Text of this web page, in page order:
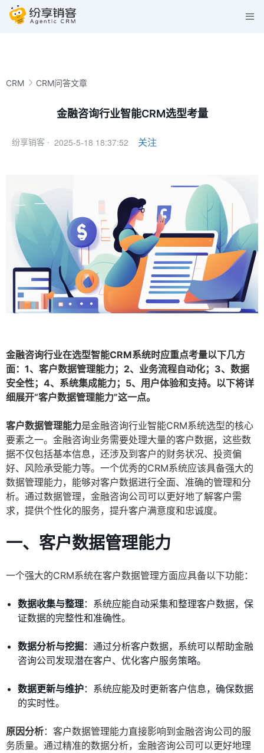
CRM CRM问答文章
金融咨询行业智能CRM选型考量
纷享销客 · 2025-5-18 18:37:52 关注
金融咨询行业在选型智能CRM系统时应重点考量以下几方
面：1、客户数据管理能力；2、业务流程自动化；3、数据
安全性；4、系统集成能力；5、用户体验和支持。以下将详
细展开“客户数据管理能力”这一点。
客户数据管理能力是金融咨询行业智能CRM系统选型的核心
要素之一。金融咨询业务需要处理大量的客户数据，这些数
据不仅包括基本信息，还涉及到客户的财务状况、投资偏
好、风险承受能力等。一个优秀的CRM系统应该具备强大的
数据管理能力，能够对客户数据进行全面、准确的管理和分
析。通过数据管理，金融咨询公司可以更好地了解客户需
求，提供个性化的服务，提升客户满意度和忠诚度。
一、客户数据管理能力
一个强大的CRM系统在客户数据管理方面应具备以下功能：
数据收集与整理：系统应能自动采集和整理客户数据，保
证数据的完整性和准确性。
数据分析与挖掘：通过分析客户数据，系统可以帮助金融
咨询公司发现潜在客户、优化客户服务策略。
数据更新与维护：系统应能及时更新客户信息，确保数据
的实时性。
原因分析：客户数据管理能力直接影响到金融咨询公司的服
务质量。通过精准的数据分析，金融咨询公司可以更好地理